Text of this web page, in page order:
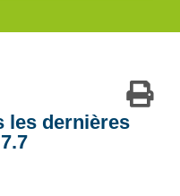
les dernières